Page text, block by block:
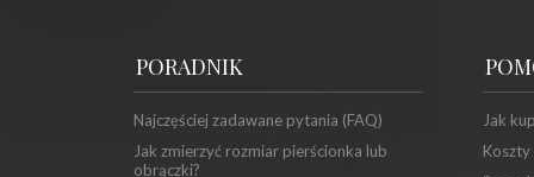
PORADNIK
Najczęściej zadawane pytania (FAQ)
Jak zmierzyć rozmiar pierścionka lub
obrączki?
Jak
Koszty